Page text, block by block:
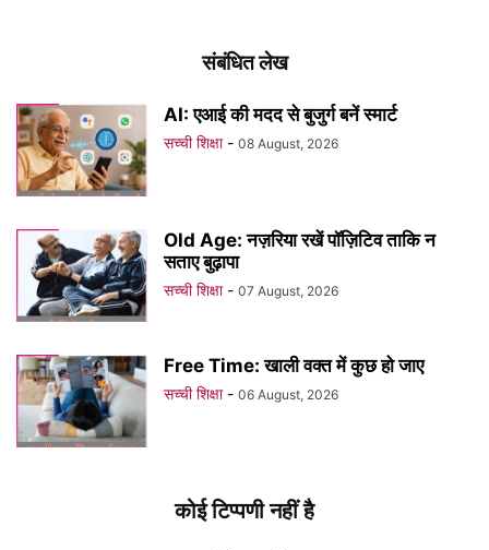
संबंधित लेख
AI: एआई की मदद से बुजुर्ग बनें स्मार्ट
सच्ची शिक्षा - 08 August, 2026
Old Age: नज़रिया रखें पॉज़िटिव ताकि न
सताए बुढ़ापा
सच्ची शिक्षा - 07 August, 2026
Free Time: खाली वक्त में कुछ हो जाए
सच्ची शिक्षा - 06 August, 2026
कोई टिप्पणी नहीं है